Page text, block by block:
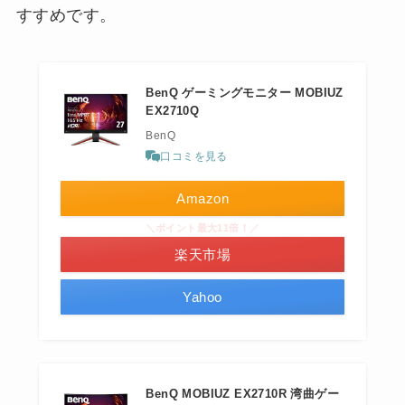
すすめです。
BenQ ゲーミングモニター MOBIUZ
EX2710Q
BenQ
口コミを見る
Amazon
＼ポイント最大11倍！／
楽天市場
Yahoo
BenQ MOBIUZ EX2710R 湾曲ゲー